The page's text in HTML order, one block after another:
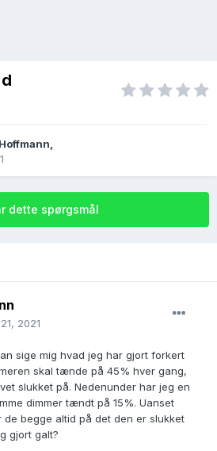
,
dette spørgsmål
2021
sige mig hvad jeg har gjort forkert
skal tænde på 45% hver gang,
slukket på. Nedenunder har jeg en
dimmer tændt på 15%. Uanset
begge altid på det den er slukket
gjort galt?